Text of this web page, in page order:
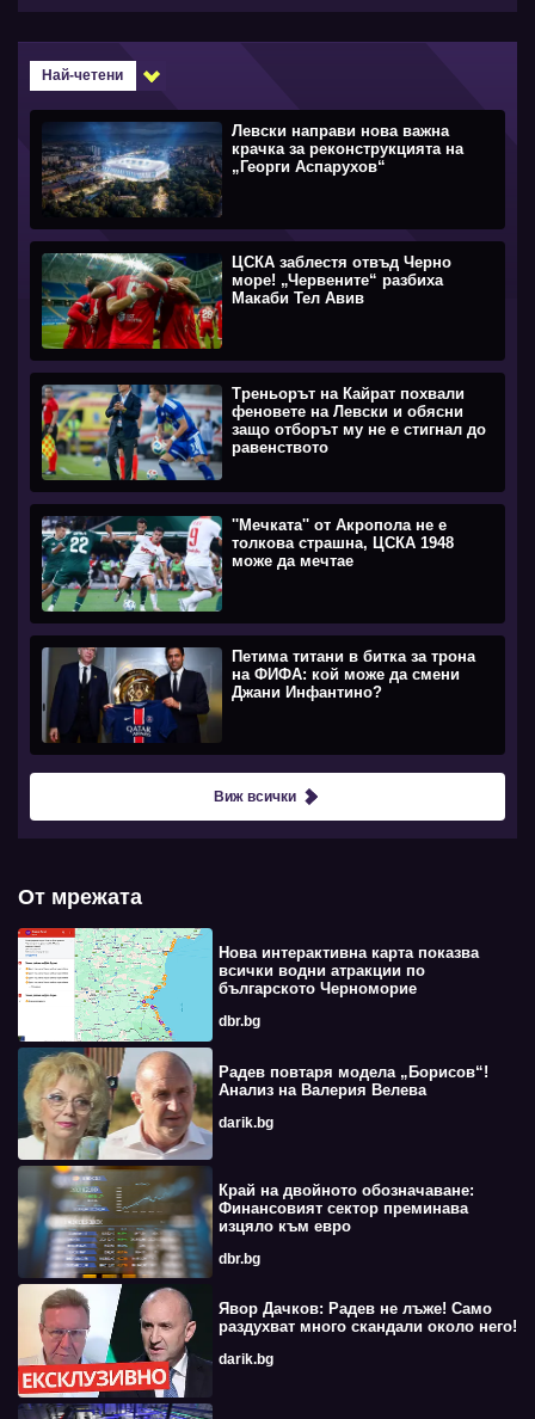
Най-четени
Левски направи нова важна
крачка за реконструкцията на
„Георги Аспарухов“
ЦСКА заблестя отвъд Черно
море! „Червените“ разбиха
Макаби Тел Авив
Треньорът на Кайрат похвали
феновете на Левски и обясни
защо отборът му не е стигнал до
равенството
''Мечката'' от Акропола не е
толкова страшна, ЦСКА 1948
може да мечтае
Петима титани в битка за трона
на ФИФА: кой може да смени
Джани Инфантино?
Виж всички
От мрежата
Нова интерактивна карта показва
всички водни атракции по
българското Черноморие
dbr.bg
Радев повтаря модела „Борисов“!
Анализ на Валерия Велева
darik.bg
Край на двойното обозначаване:
Финансовият сектор преминава
изцяло към евро
dbr.bg
Явор Дачков: Радев не лъже! Само
раздухват много скандали около него!
darik.bg